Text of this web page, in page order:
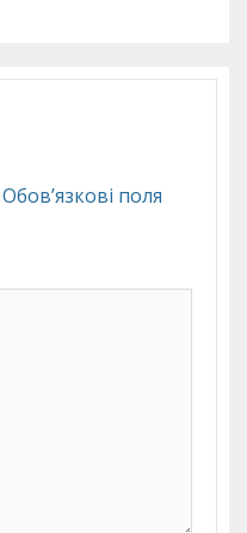
Обов’язкові поля